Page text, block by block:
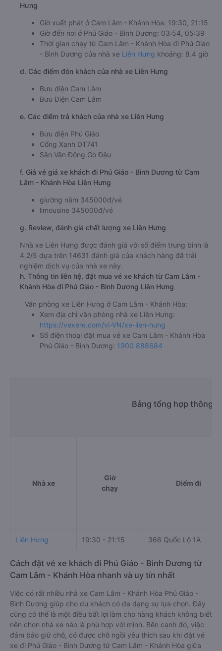
Hưng
Giờ xuất phát ở Cam Lâm - Khánh Hòa: 19:30, 21:15
Giờ đến nơi ở Phú Giáo - Bình Dương: 03:54, 05:39
Thời gian chạy từ Cam Lâm - Khánh Hòa đi Phú Giáo
- Bình Dương của nhà xe Liên Hưng khoảng: 8.4 giờ
d. Các điểm đón khách của nhà xe Liên Hưng
Bưu điện Cam Lâm
Bưu Điện Cam Lâm
e. Các điểm trả khách của nhà xe Liên Hưng
Bưu điện Phú Giáo
Cổng Xanh DT741
Sân Vận Động Gò Đậu
f. Giá vé giá xe khách đi Phú Giáo - Bình Dương từ Cam
Lâm - Khánh Hòa Liên Hưng
giường nằm 345000đ/vé
limousine 345000đ/vé
g. Review, đánh giá chất lượng xe Liên Hưng
Nhà xe Liên Hưng được đánh giá với số điểm trung bình là
4.2/5 dựa trên 14631 đánh giá của khách hàng đã trải
nghiệm dịch vụ của nhà xe này.
h. Thông tin liên hệ, đặt mua vé xe khách từ Cam Lâm -
Khánh Hòa đi Phú Giáo - Bình Dương Liên Hưng
Văn phòng xe Liên Hưng ở Cam Lâm - Khánh Hòa:
Xem địa chỉ văn phòng nhà xe Liên Hưng:
https://vexere.com/vi-VN/xe-lien-hung
Số điện thoại đặt mua vé xe Cam Lâm - Khánh Hòa
Phú Giáo - Bình Dương: 1900 888684
Bảng tổng hợp thông
Nhà xe
Giờ
chạy
Điểm đi
Liên Hưng 19:30 - 21:15 366 Quốc Lộ 1A
Cách đặt vé xe khách đi Phú Giáo - Bình Dương từ
Cam Lâm - Khánh Hòa nhanh và uy tín nhất
Việc có rất nhiều nhà xe Cam Lâm - Khánh Hòa Phú Giáo -
Bình Dương giúp cho du khách có đa dạng sự lựa chọn. Đây
cũng có thể là một điều bất lợi làm cho hàng khách không biết
nên chọn nhà xe nào là phù hợp với mình. Bên cạnh đó, việc
đảm bảo giữ chỗ, có được chỗ ngồi yêu thích sau khi đặt vé
xe đi Phú Giáo - Bình Dương từ Cam Lâm - Khánh Hòa giữa